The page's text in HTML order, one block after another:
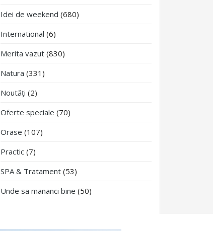
Idei de weekend (680)
International (6)
Merita vazut (830)
Natura (331)
Noutăți (2)
Oferte speciale (70)
Orase (107)
Practic (7)
SPA & Tratament (53)
Unde sa mananci bine (50)